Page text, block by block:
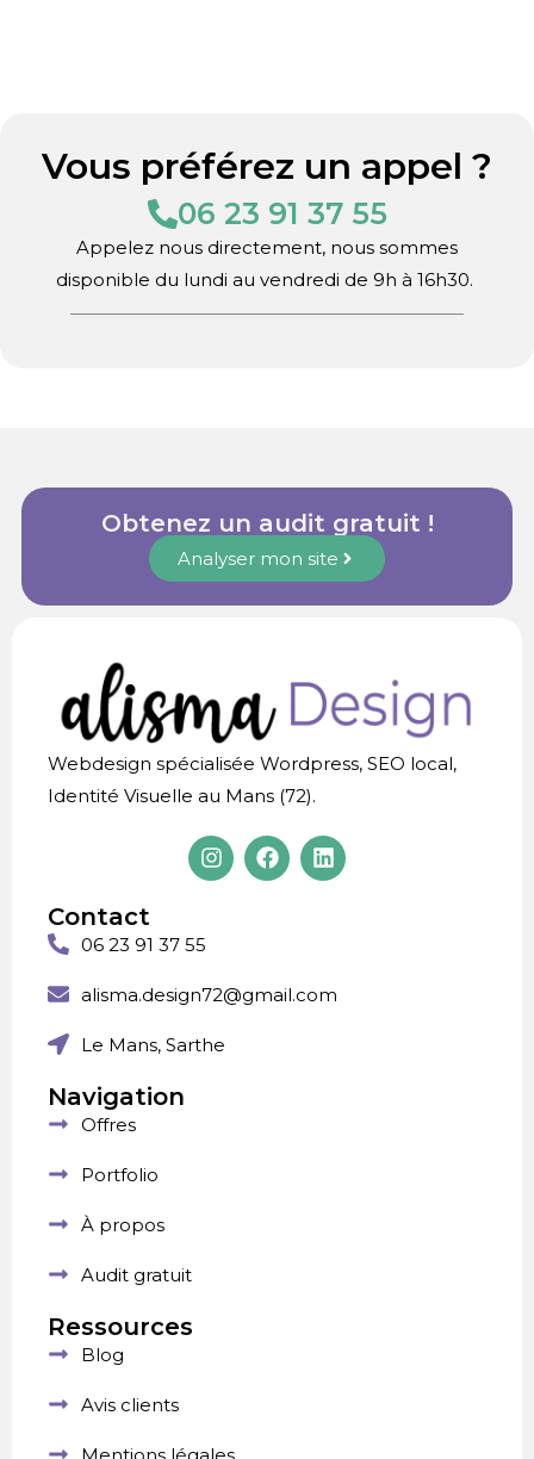
Vous préférez un appel ?
06 23 91 37 55
Appelez nous directement, nous sommes
disponible du lundi au vendredi de 9h à 16h30.
Obtenez un audit gratuit !
Analyser mon site
Webdesign spécialisée Wordpress, SEO local,
Identité Visuelle au Mans (72).
Contact
06 23 91 37 55
alisma.design72@gmail.com
Le Mans, Sarthe
Navigation
Offres
Portfolio
À propos
Audit gratuit
Ressources
Blog
Avis clients
Mentions légales